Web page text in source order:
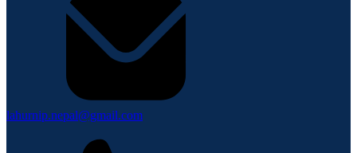
lahurnip.nepal@gmail.com